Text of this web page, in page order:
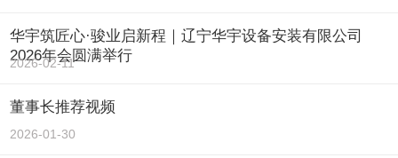
华宇筑匠心·骏业启新程｜辽宁华宇设备安装有限公司
2026年会圆满举行
2026-02-11
董事长推荐视频
2026-01-30